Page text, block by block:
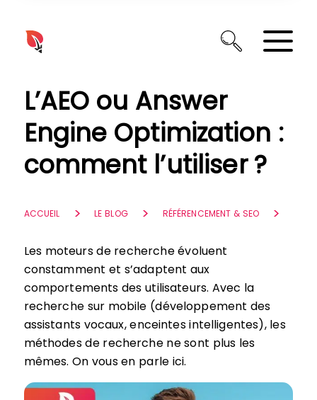
L’AEO ou Answer
Engine Optimization :
comment l’utiliser ?
ACCUEIL LE BLOG RÉFÉRENCEMENT & SEO
Les moteurs de recherche évoluent
constamment et s’adaptent aux
comportements des utilisateurs. Avec la
recherche sur mobile (développement des
assistants vocaux, enceintes intelligentes), les
méthodes de recherche ne sont plus les
mêmes. On vous en parle ici.